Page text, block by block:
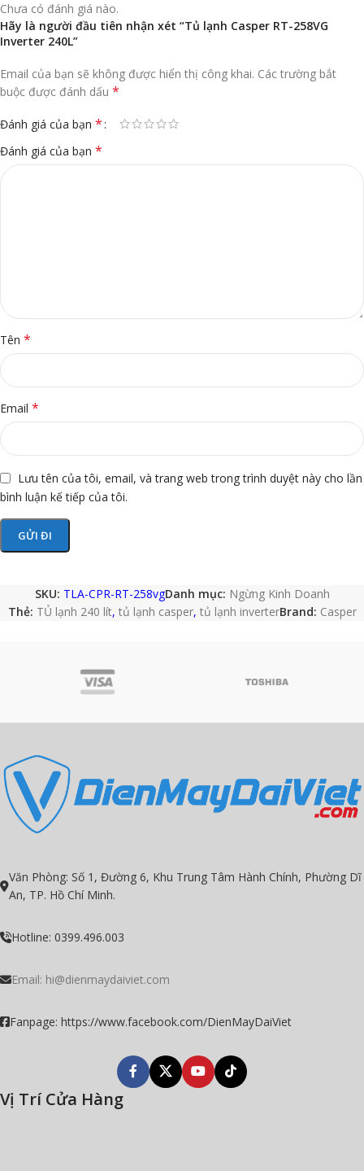
Chưa có đánh giá nào.
Hãy là người đầu tiên nhận xét “Tủ lạnh Casper RT-258VG
Inverter 240L”
Email của bạn sẽ không được hiển thị công khai. Các trường bắt
buộc được đánh dấu *
Đánh giá của bạn *
Đánh giá của bạn *
Tên *
Email *
Lưu tên của tôi, email, và trang web trong trình duyệt này cho lần
bình luận kế tiếp của tôi.
SKU: TLA-CPR-RT-258vgDanh mục: Ngừng Kinh Doanh
Thẻ: TỦ lạnh 240 lít, tủ lạnh casper, tủ lạnh inverterBrand: Casper
Văn Phòng: Số 1, Đường 6, Khu Trung Tâm Hành Chính, Phường Dĩ
An, TP. Hồ Chí Minh.
Hotline: 0399.496.003
Email: hi@dienmaydaiviet.com
Fanpage: https://www.facebook.com/DienMayDaiViet
Vị Trí Cửa Hàng